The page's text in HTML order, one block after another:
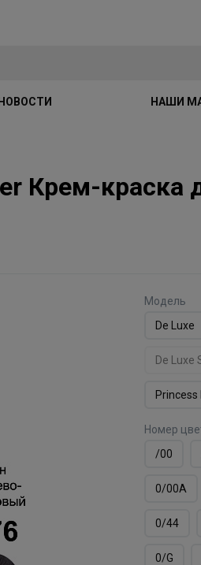
НАШИ
Крем-краска
Модель
De Luxe
De Luxe
Princess
Номер
/00
0/00А
0/44
0/G